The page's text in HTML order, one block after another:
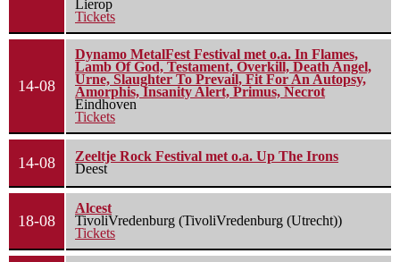
Lierop
Tickets
14-08
Dynamo MetalFest Festival met o.a. In Flames,
Lamb Of God, Testament, Overkill, Death Angel,
Urne, Slaughter To Prevail, Fit For An Autopsy,
Amorphis, Insanity Alert, Primus, Necrot
Eindhoven
Tickets
14-08
Zeeltje Rock Festival met o.a. Up The Irons
Deest
18-08
Alcest
TivoliVredenburg (TivoliVredenburg (Utrecht))
Tickets